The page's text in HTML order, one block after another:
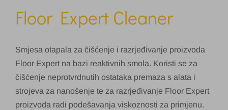
Floor Expert Cleaner
Smjesa otapala za čišćenje i razrjeđivanje proizvoda
Floor Expert na bazi reaktivnih smola. Koristi se za
čišćenje neprotvrdnutih ostataka premaza s alata i
strojeva za nanošenje te za razrjeđivanje Floor Expert
proizvoda radi podešavanja viskoznosti za primjenu.